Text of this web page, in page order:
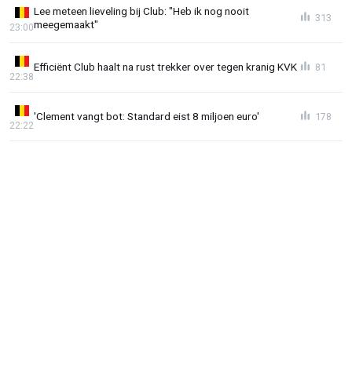
Lee meteen lieveling bij Club: "Heb ik nog nooit
meegemaakt"
23:00
313
Efficiënt Club haalt na rust trekker over tegen kranig KVK
22:38
81
'Clement vangt bot: Standard eist 8 miljoen euro'
22:22
178